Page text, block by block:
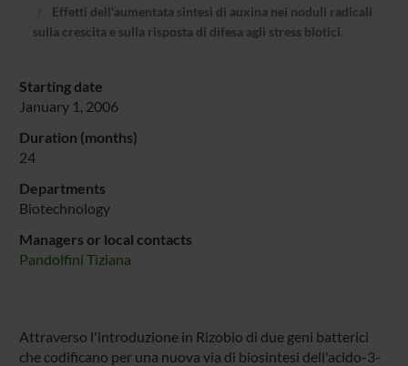
Effetti dell'aumentata sintesi di auxina nei noduli radicali
sulla crescita e sulla risposta di difesa agli stress biotici.
Starting date
January 1, 2006
Duration (months)
24
Departments
Biotechnology
Managers or local contacts
Pandolfini Tiziana
Attraverso l'introduzione in Rizobio di due geni batterici
che codificano per una nuova via di biosintesi dell'acido-3-